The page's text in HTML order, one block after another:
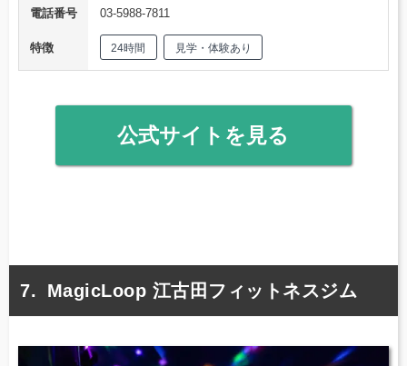
電話番号
03-5988-7811
特徴 24時間 見学・体験あり
公式サイトを見る
MagicLoop 江古田フィットネスジム